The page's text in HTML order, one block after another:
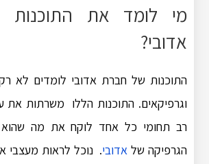
מי לומד את
אדובי?
התוכנות של חברת אדובי לומדים לא
וגרפיקאים. התוכנות הללו משרתות את
רב תחומי כל אחד לוקח את מה שהוא
הגרפיקה של אדובי. נוכל לראות מעצבי